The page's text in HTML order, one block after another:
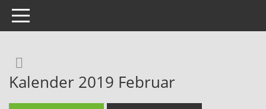
Toggle navigation
Kalender 2019 Februar